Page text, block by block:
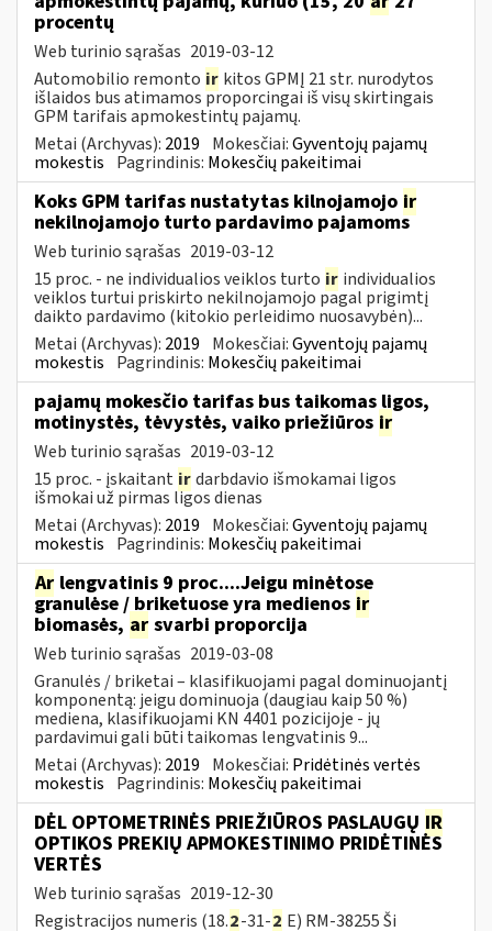
procentų
Web turinio sąrašas 2019-03-12
Automobilio remonto ir kitos GPMĮ 21 str. nurodytos
išlaidos bus atimamos proporcingai iš visų skirtingais
GPM tarifais apmokestintų pajamų.
Metai (Archyvas): 2019 Mokesčiai:Gyventojų pajamų
mokestis Pagrindinis: Mokesčių pakeitimai
Koks GPM tarifas nustatytas kilnojamojo ir
nekilnojamojo turto pardavimo pajamoms
Web turinio sąrašas 2019-03-12
15 proc. - ne individualios veiklos turto ir individualios
veiklos turtui priskirto nekilnojamojo pagal prigimtį
daikto pardavimo (kitokio perleidimo nuosavybėn)...
Metai (Archyvas): 2019 Mokesčiai:Gyventojų pajamų
mokestis Pagrindinis: Mokesčių pakeitimai
pajamų mokesčio tarifas bus taikomas ligos,
motinystės, tėvystės, vaiko priežiūros ir
Web turinio sąrašas 2019-03-12
15 proc. - įskaitant irdarbdavio išmokamai ligos
išmokai už pirmas ligos dienas
Metai (Archyvas): 2019 Mokesčiai:Gyventojų pajamų
mokestis Pagrindinis: Mokesčių pakeitimai
Ar lengvatinis 9 proc....Jeigu minėtose
granulėse / briketuose yra medienos ir
biomasės, ar svarbi proporcija
Web turinio sąrašas 2019-03-08
Granulės / briketai – klasifikuojami pagal dominuojantį
komponentą: jeigu dominuoja (daugiau kaip 50 %)
mediena, klasifikuojami KN 4401 pozicijoje - jų
pardavimui gali būti taikomas lengvatinis 9...
Metai (Archyvas): 2019 Mokesčiai: Pridėtinės vertės
mokestis Pagrindinis: Mokesčių pakeitimai
DĖL OPTOMETRINĖS PRIEŽIŪROS PASLAUGŲ IR
OPTIKOS PREKIŲ APMOKESTINIMO PRIDĖTINĖS
VERTĖS
Web turinio sąrašas 2019-12-30
Registracijos numeris (18.2-31-2 E) RM-38255 Ši